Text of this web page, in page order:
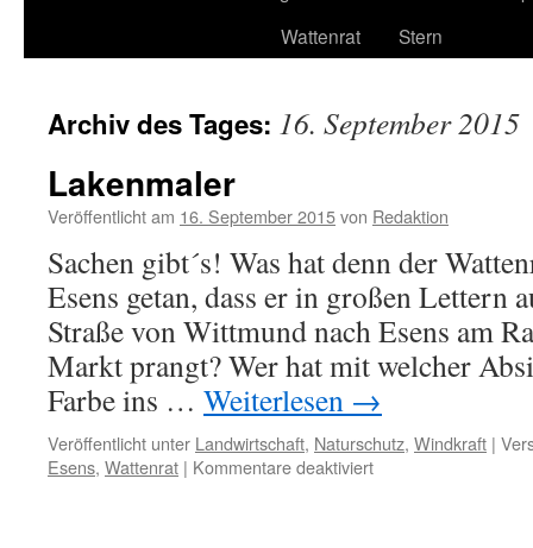
Wattenrat
Stern
Archiv des Tages: 16. September 2015
Lakenmaler
Veröffentlicht am 16. September 2015von Redaktion
Sachen gibt´s! Was hat denn der
Esens getan, dass er in großen Lettern
Straße von Wittmund nach Esens am
Markt prangt? Wer hat mit welcher
Farbe ins … Weiterlesen →
Veröffentlicht unter Landwirtschaft, Naturschutz, Windkraft |
Esens, Wattenrat | Kommentare deaktiviertfür